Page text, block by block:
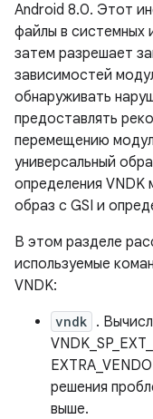
Android 8.0. Этот
файлы в системных
затем разрешает
зависимостей
обнаруживать
предоставлять
перемещению
универсальный
определения
образ с GSI и
В этом разделе
используемые
VNDK:
vndk .
решения
выше.